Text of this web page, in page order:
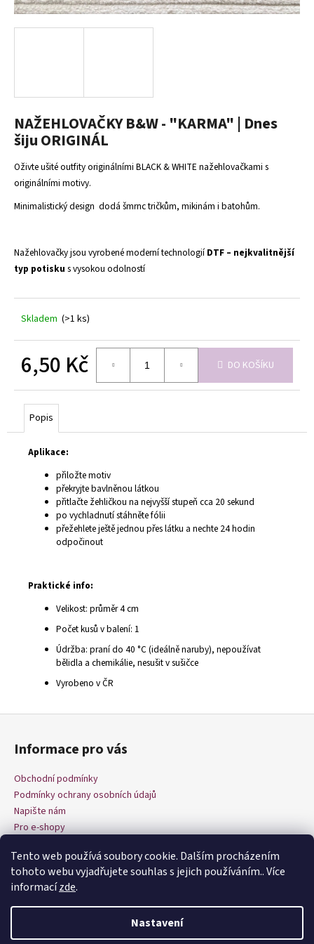
Tento web používá soubory cookie. Dalším procházením
tohoto webu vyjadřujete souhlas s jejich používáním.. Více
informacízde.
Nastavení
NAŽEHLOVAČKY B&W - "KARMA" | Dnes
šiju ORIGINÁL
Oživte ušité outfity originálními BLACK & WHITE nažehlovačkami s
originálními motivy.
Minimalistický design dodá šmrnc tričkům, mikinám i batohům.
Nažehlovačky jsou vyrobené moderní technologiíDTF – nejkvalitnější
typ potisku s vysokou odolností
Skladem (>1 ks)
6,50 Kč DO KOŠÍKU
Popis
Aplikace:
přiložte motiv
překryjte bavlněnou látkou
přitlačte žehličkou na nejvyšší stupeň cca 20 sekund
po vychladnutí stáhněte fólii
přežehlete ještě jednou přes látku a nechte 24 hodin
odpočinout
Praktické info:
Velikost: průměr 4 cm
Počet kusů v balení: 1
Údržba: praní do 40 °C (ideálně naruby), nepoužívat
bělidla a chemikálie, nesušit v sušičce
Vyrobeno v ČR
a
j
?
HLEDAT
p
o
u
m
e
Z
Informace pro vás
Obchodní podmínky
Podmínky ochrany osobních údajů
Napište nám
Pro e-shopy